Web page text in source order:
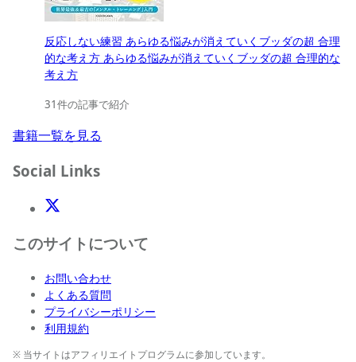
反応しない練習 あらゆる悩みが消えていくブッダの超 合理
的な考え方 あらゆる悩みが消えていくブッダの超 合理的な
考え方
31件の記事で紹介
書籍一覧を見る
Social Links
X(Twitter)
このサイトについて
お問い合わせ
よくある質問
プライバシーポリシー
利用規約
※ 当サイトはアフィリエイトプログラムに参加しています。